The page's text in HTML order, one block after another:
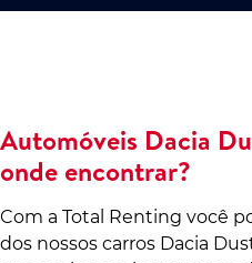
Automóveis Dacia
onde encontrar?
Com a Total Renting você
dos nossos carros Dacia